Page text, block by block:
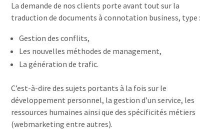
La demande de nos clients porte avant tout sur la
traduction de documents à connotation business, type :
Gestion des conflits,
Les nouvelles méthodes de management,
La génération de trafic.
C’est-à-dire des sujets portants à la fois sur le
développement personnel, la gestion d’un service, les
ressources humaines ainsi que des spécificités métiers
(webmarketing entre autres).